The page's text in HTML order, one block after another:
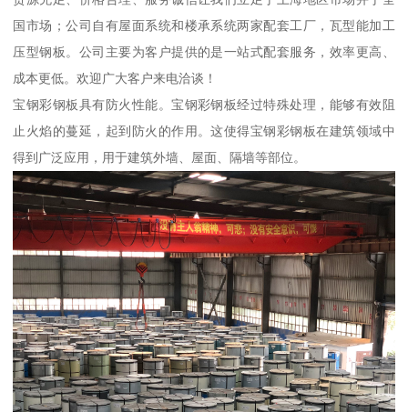
国市场；公司自有屋面系统和楼承系统两家配套工厂，瓦型能加工
压型钢板。公司主要为客户提供的是一站式配套服务，效率更高、
成本更低。欢迎广大客户来电洽谈！
宝钢彩钢板具有防火性能。宝钢彩钢板经过特殊处理，能够有效阻
止火焰的蔓延，起到防火的作用。这使得宝钢彩钢板在建筑领域中
得到广泛应用，用于建筑外墙、屋面、隔墙等部位。